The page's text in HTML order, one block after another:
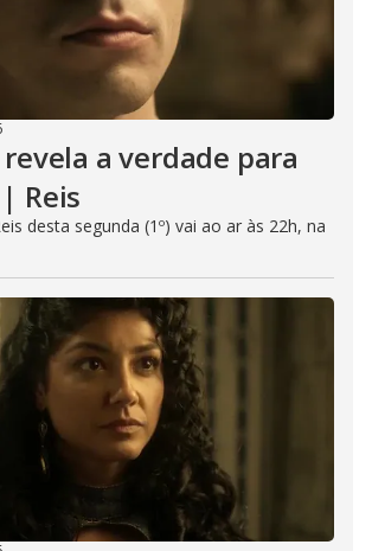
revela a verdade para
Reis
desta segunda (1º) vai ao ar às 22h, na